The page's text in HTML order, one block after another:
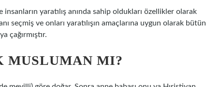
insanların yaratılış anında sahip oldukları özellikler olarak
seçmiş ve onları yaratılışın amaçlarına uygun olarak bütün
çağırmıştır.
MUSLUMAN MI?